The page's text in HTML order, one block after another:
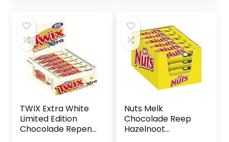
verpakking (740
g)
TWIX Extra White
Limited Edition
Chocolade Repen
Nuts Melk
Chocolade Reep
Hazelnoot